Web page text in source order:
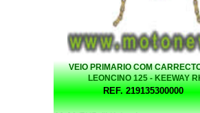
VEIO PRIMARIO COM
LEONCINO 125 - KEEWAY
REF. 219135300000